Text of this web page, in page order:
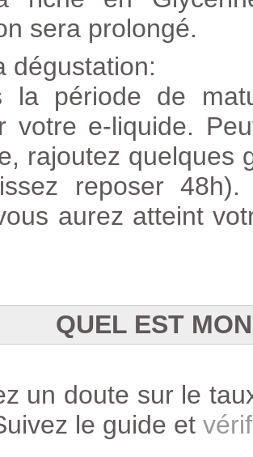
sera prolongé.
dégustation:
la période de
votre e-liquide.
rajoutez quelques
reposer
aurez atteint
QUEL EST
un doute sur le
le guide et